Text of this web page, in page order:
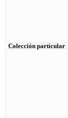
Colección particular